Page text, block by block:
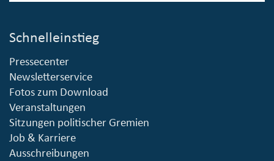
Schnelleinstieg
Pressecenter
Newsletterservice
Fotos zum Download
Veranstaltungen
Sitzungen politischer Gremien
Job & Karriere
Ausschreibungen